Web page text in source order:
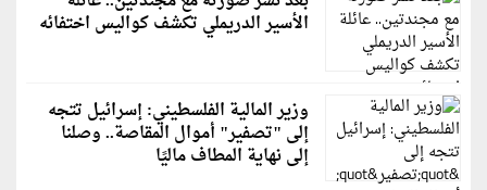
الأسير الدريملي تكشف كواليس اختفائه
وزير المالية الفلسطيني: إسرائيل تتجه
إلى "تصفير" أموال المقاصة.. وصلنا
إلى نهاية المطاف ماليًا